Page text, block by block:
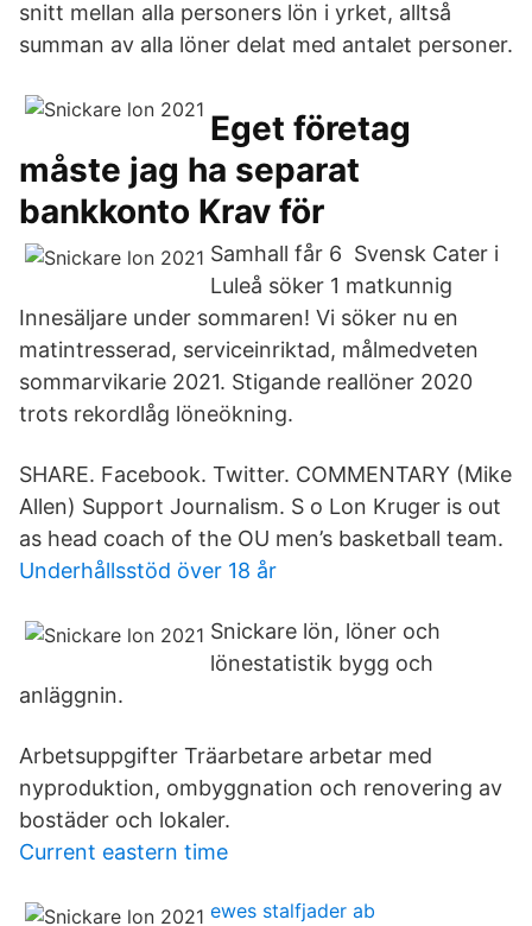
snitt mellan alla personers lön i yrket, alltså
summan av alla löner delat med antalet personer.
Eget företag
måste jag ha separat
bankkonto Krav för
Samhall får 6 Svensk Cater i
Luleå söker 1 matkunnig
Innesäljare under sommaren! Vi söker nu en
matintresserad, serviceinriktad, målmedveten
sommarvikarie 2021. Stigande reallöner 2020
trots rekordlåg löneökning.
SHARE. Facebook. Twitter. COMMENTARY (Mike
Allen) Support Journalism. S o Lon Kruger is out
as head coach of the OU men’s basketball team.
Underhållsstöd över 18 år
Snickare lön, löner och
lönestatistik bygg och
anläggnin.
Arbetsuppgifter Träarbetare arbetar med
nyproduktion, ombyggnation och renovering av
bostäder och lokaler.
Current eastern time
ewes stalfjader ab